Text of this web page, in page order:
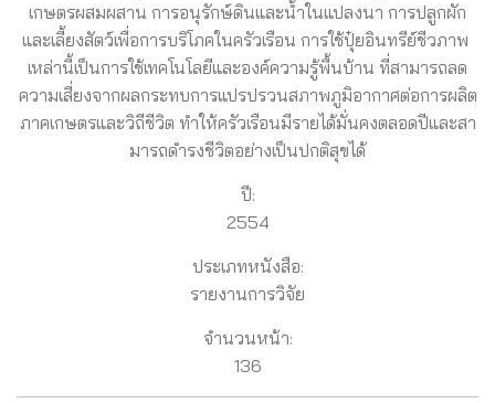
เกษตรผสมผสาน การอนุรักษ์ดินและน้ำในแปลงนา การปลูกผัก
และเลี้ยงสัตว์เพื่อการบริโภคในครัวเรือน การใช้ปุ๋ยอินทรีย์ชีวภาพ
เหล่านี้เป็นการใช้เทคโนโลยีและองค์ความรู้พื้นบ้าน ที่สามารถลด
ความเสี่ยงจากผลกระทบการแปรปรวนสภาพภูมิอากาศต่อการผลิต
ภาคเกษตรและวิถีชีวิต ทําให้ครัวเรือนมีรายได้มั่นคงตลอดปีและสา
มารถดํารงชีวิตอย่างเป็นปกติสุขได้
ปี:
2554
ประเภทหนังสือ:
รายงานการวิจัย
จำนวนหน้า:
136